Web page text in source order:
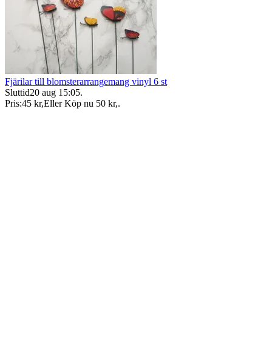
Fjärilar till blomsterarrangemang vinyl 6 st
Sluttid20 aug 15:05.
Pris:45 kr,Eller Köp nu 50 kr,.